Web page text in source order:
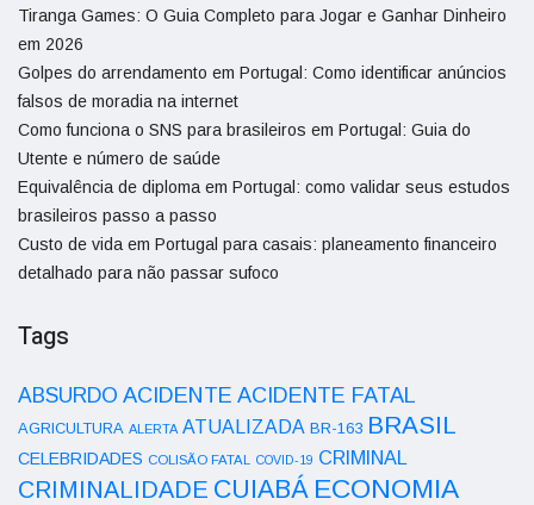
Tiranga Games: O Guia Completo para Jogar e Ganhar Dinheiro
em 2026
Golpes do arrendamento em Portugal: Como identificar anúncios
falsos de moradia na internet
Como funciona o SNS para brasileiros em Portugal: Guia do
Utente e número de saúde
Equivalência de diploma em Portugal: como validar seus estudos
brasileiros passo a passo
Custo de vida em Portugal para casais: planeamento financeiro
detalhado para não passar sufoco
Tags
ABSURDO ACIDENTE ACIDENTE FATAL
AGRICULTURA ALERTA ATUALIZADA BR-163 BRASIL
CELEBRIDADES COLISÃO FATAL COVID-19 CRIMINAL
CRIMINALIDADE CUIABÁ ECONOMIA